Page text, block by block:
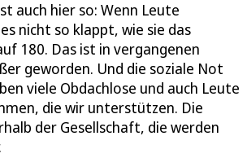
auch hier so: Wenn Leute
nicht so klappt, wie sie das
180. Das ist in vergangenen
geworden. Und die soziale Not
viele Obdachlose und auch Leute
die wir unterstützen. Die
der Gesellschaft, die werden